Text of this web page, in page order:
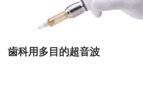
歯科用多目的超音波